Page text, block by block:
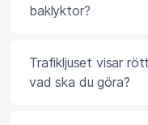
baklyktor?
Trafikljuset visar
vad ska du göra?